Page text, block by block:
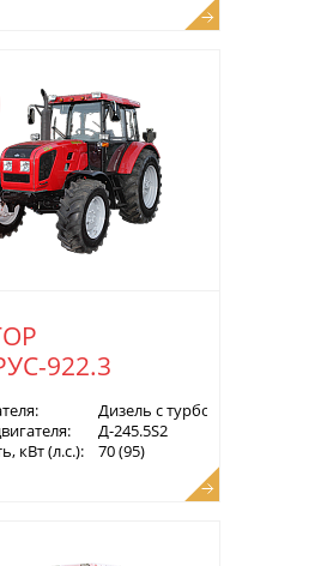
922.3
Дизель с турбонаддувом
Д-245.5S2
кВт (л.с.):
70 (95)